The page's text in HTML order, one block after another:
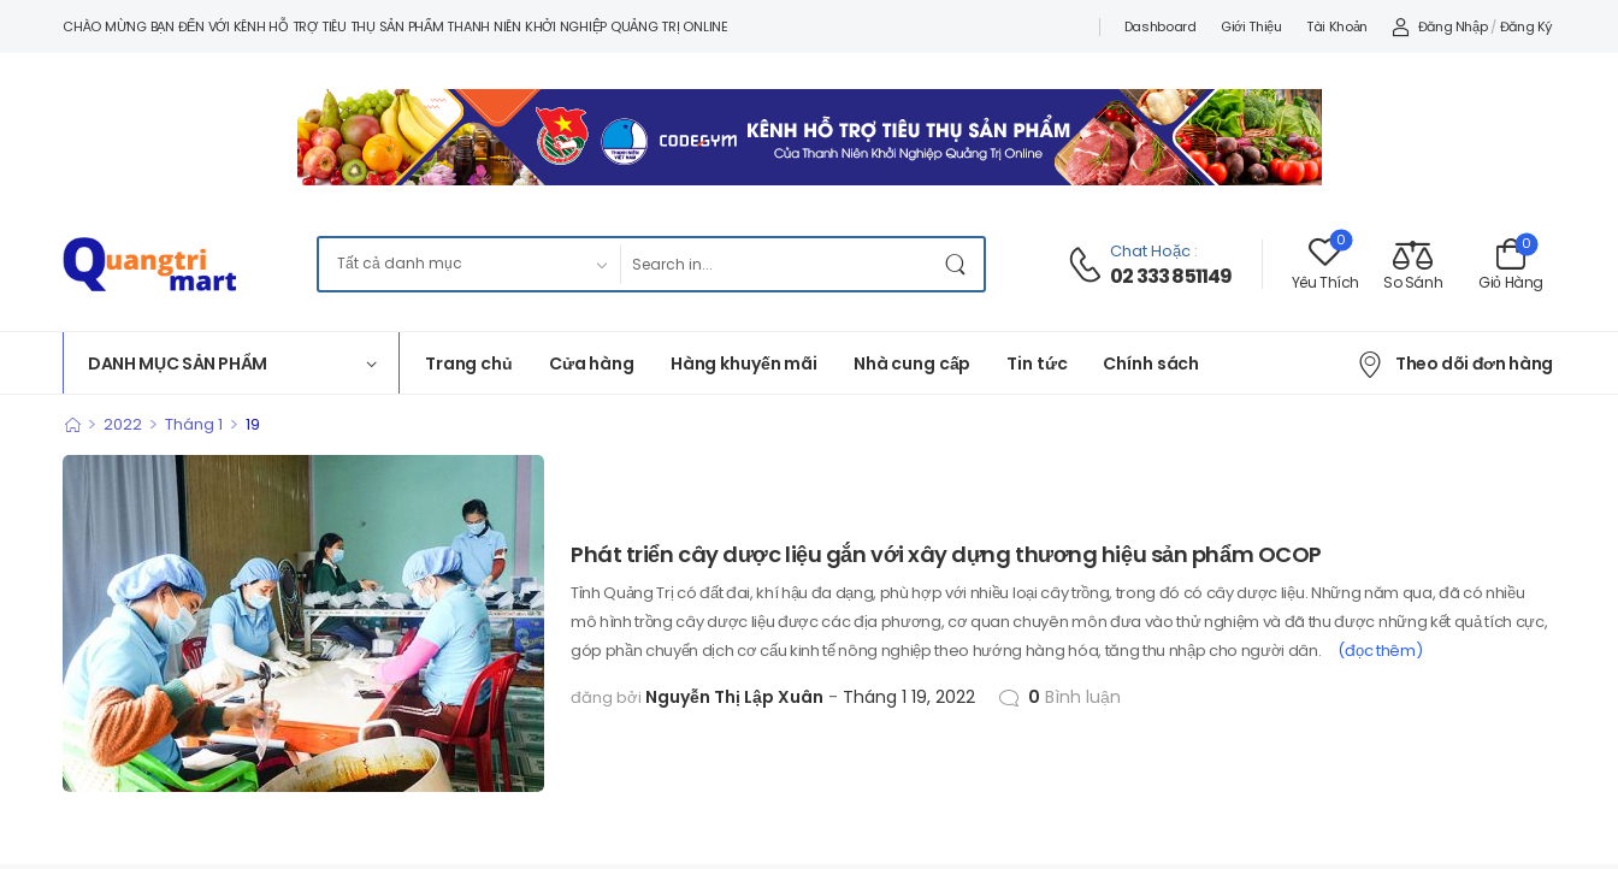
CHÀO MỪNG BẠN ĐẾN VỚI KÊNH HỖ TRỢ TIÊU THỤ SẢN PHẨM THANH NIÊN KHỞI NGHIỆP QUẢNG TRỊ ONLINE Dashboard Giới Thiệu Tài Khoản Đăng Nhập / Đăng Ký
Chat Hoặc :
02 333 851149
0
Yêu Thích So Sánh Giỏ Hàng
0
DANH MỤC SẢN PHẨM Trang chủ Cửa hàng Hàng khuyến mãi Nhà cung cấp Tin tức Chính sách Theo dõi đơn hàng
> 2022 > Tháng 1 > 19
Phát triển cây dược liệu gắn với xây dựng thương hiệu sản phẩm OCOP
Tỉnh Quảng Trị có đất đai, khí hậu đa dạng, phù hợp với nhiều loại cây trồng, trong đó có cây dược liệu. Những năm qua, đã có nhiều
mô hình trồng cây dược liệu được các địa phương, cơ quan chuyên môn đưa vào thử nghiệm và đã thu được những kết quả tích cực,
góp phần chuyển dịch cơ cấu kinh tế nông nghiệp theo hướng hàng hóa, tăng thu nhập cho người dân.
(đọc thêm)
đăng bởi Nguyễn Thị Lập Xuân Tháng 1 19, 2022 0 Bình luận